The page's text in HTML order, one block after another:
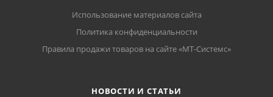
Использование материалов сайта
Политика конфиденциальности
Правила продажи товаров на сайте «МТ-Системс»
НОВОСТИ И СТАТЬИ